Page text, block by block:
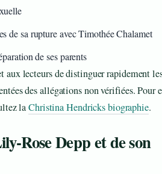
de sa rupture avec Timothée Chalamet
de ses parents
aux lecteurs de distinguer rapidement
des allégations non vérifiées. Pour
laChristina Hendricks biographie.
Depp et de son